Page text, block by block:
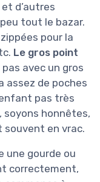
d’autres
tout le bazar.
pour la
Le gros point
pas avec un gros
assez de poches
pas très
soyons honnêtes,
souvent en vrac.
une gourde ou
correctement,